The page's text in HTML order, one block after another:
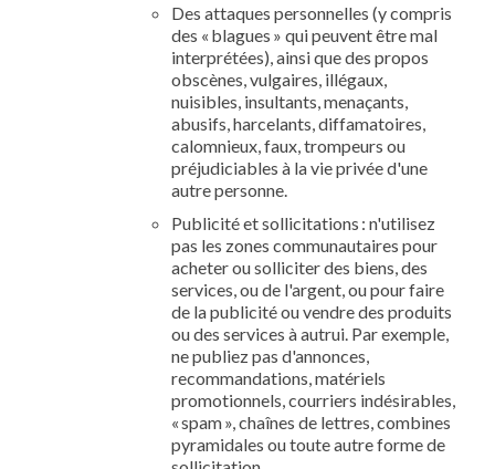
Des attaques personnelles (y compris
des « blagues » qui peuvent être mal
interprétées), ainsi que des propos
obscènes, vulgaires, illégaux,
nuisibles, insultants, menaçants,
abusifs, harcelants, diffamatoires,
calomnieux, faux, trompeurs ou
préjudiciables à la vie privée d'une
autre personne.
Publicité et sollicitations : n'utilisez
pas les zones communautaires pour
acheter ou solliciter des biens, des
services, ou de l'argent, ou pour faire
de la publicité ou vendre des produits
ou des services à autrui. Par exemple,
ne publiez pas d'annonces,
recommandations, matériels
promotionnels, courriers indésirables,
« spam », chaînes de lettres, combines
pyramidales ou toute autre forme de